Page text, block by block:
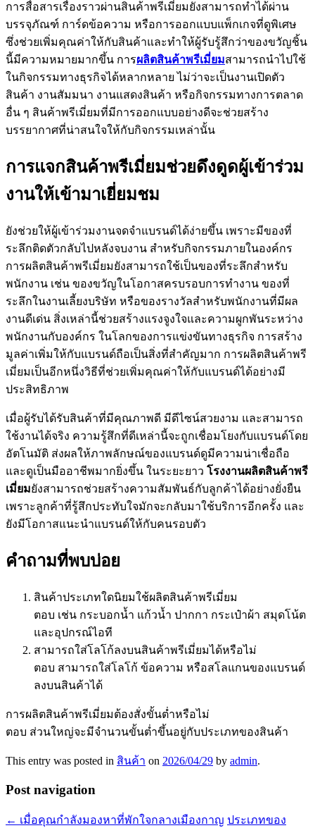
การสื่อสารเรื่องราวผ่านสินค้าพรีเมี่ยมยังสามารถทำได้ผ่าน
บรรจุภัณฑ์ การ์ดข้อความ หรือการออกแบบแพ็กเกจที่ดูพิเศษ
ซึ่งช่วยเพิ่มคุณค่าให้กับสินค้าและทำให้ผู้รับรู้สึกว่าของขวัญชิ้น
นี้มีความหมายมากขึ้น การผลิตสินค้าพรีเมี่ยมสามารถนำไปใช้
ในกิจกรรมทางธุรกิจได้หลากหลาย ไม่ว่าจะเป็นงานเปิดตัว
สินค้า งานสัมมนา งานแสดงสินค้า หรือกิจกรรมทางการตลาด
อื่น ๆ สินค้าพรีเมี่ยมที่มีการออกแบบอย่างดีจะช่วยสร้าง
บรรยากาศที่น่าสนใจให้กับกิจกรรมเหล่านั้น
การแจกสินค้าพรีเมี่ยมช่วยดึงดูดผู้เข้าร่วม
งานให้เข้ามาเยี่ยมชม
ยังช่วยให้ผู้เข้าร่วมงานจดจำแบรนด์ได้ง่ายขึ้น เพราะมีของที่
ระลึกติดตัวกลับไปหลังจบงาน สำหรับกิจกรรมภายในองค์กร
การผลิตสินค้าพรีเมี่ยมยังสามารถใช้เป็นของที่ระลึกสำหรับ
พนักงาน เช่น ของขวัญในโอกาสครบรอบการทำงาน ของที่
ระลึกในงานเลี้ยงบริษัท หรือของรางวัลสำหรับพนักงานที่มีผล
งานดีเด่น สิ่งเหล่านี้ช่วยสร้างแรงจูงใจและความผูกพันระหว่าง
พนักงานกับองค์กร ในโลกของการแข่งขันทางธุรกิจ การสร้าง
มูลค่าเพิ่มให้กับแบรนด์ถือเป็นสิ่งที่สำคัญมาก การผลิตสินค้าพรี
เมี่ยมเป็นอีกหนึ่งวิธีที่ช่วยเพิ่มคุณค่าให้กับแบรนด์ได้อย่างมี
ประสิทธิภาพ
เมื่อผู้รับได้รับสินค้าที่มีคุณภาพดี มีดีไซน์สวยงาม และสามารถ
ใช้งานได้จริง ความรู้สึกที่ดีเหล่านี้จะถูกเชื่อมโยงกับแบรนด์โดย
อัตโนมัติ ส่งผลให้ภาพลักษณ์ของแบรนด์ดูมีความน่าเชื่อถือ
และดูเป็นมืออาชีพมากยิ่งขึ้น ในระยะยาว โรงงานผลิตสินค้าพรี
เมี่ยมยังสามารถช่วยสร้างความสัมพันธ์กับลูกค้าได้อย่างยั่งยืน
เพราะลูกค้าที่รู้สึกประทับใจมักจะกลับมาใช้บริการอีกครั้ง และ
ยังมีโอกาสแนะนำแบรนด์ให้กับคนรอบตัว
คำถามที่พบบ่อย
สินค้าประเภทใดนิยมใช้ผลิตสินค้าพรีเมี่ยม
ตอบ เช่น กระบอกน้ำ แก้วน้ำ ปากกา กระเป๋าผ้า สมุดโน้ต
และอุปกรณ์ไอที
สามารถใส่โลโก้ลงบนสินค้าพรีเมี่ยมได้หรือไม่
ตอบ สามารถใส่โลโก้ ข้อความ หรือสโลแกนของแบรนด์
ลงบนสินค้าได้
การผลิตสินค้าพรีเมี่ยมต้องสั่งขั้นต่ำหรือไม่
ตอบ ส่วนใหญ่จะมีจำนวนขั้นต่ำขึ้นอยู่กับประเภทของสินค้า
This entry was posted in สินค้า on 2026/04/29 by admin.
Post navigation
← เมื่อคุณกำลังมองหาที่พักใจกลางเมืองกาญ ประเภทของ